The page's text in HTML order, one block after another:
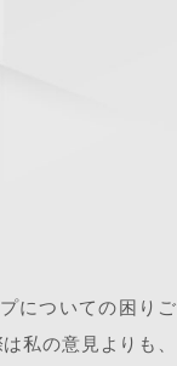
についての困りご
私の意見よりも、